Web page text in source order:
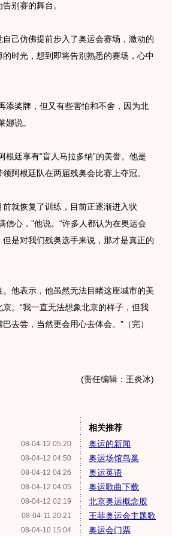
别赛的舞台。
己仿佛提前步入了奥运会赛场，激动的
时光，想到即将告别熟悉的赛场，心中
奖牌，但又有些害怕和不舍，因为北
娜说。
廷享有“盲人马拉多纳”的美誉。他是
阿根廷队在两届残奥会比赛上夺冠。
就恢复了训练，目前正逐渐进入状
信心，”他说。“许多人都认为在奥运会
是对我们残奥选手来说，那才是真正的
他表示，他虽然无法目睹这座城市的美
。“我一直无法想象北京的样子，但我
去尝，当然更会用心去体会。”（完）
(责任编辑：王炎冰)
08-04-12 05:20
08-04-12 04:50
08-04-12 04:26
08-04-12 04:05
08-04-12 02:19
08-04-11 20:21
08-04-10 15:04
相关推荐
奥运的新闻
奥运场馆鸟巢
奥运英语
奥运歌曲下载
北京奥运概念股
王菲奥运会主题歌
奥运会门票